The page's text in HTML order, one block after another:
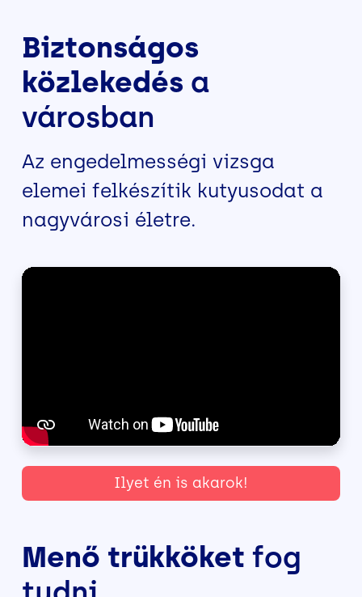
Biztonságos
közlekedés a
városban
Az engedelmességi vizsga
elemei felkészítik kutyusodat a
nagyvárosi életre.
Ilyet én is akarok!
Menő trükköket fog